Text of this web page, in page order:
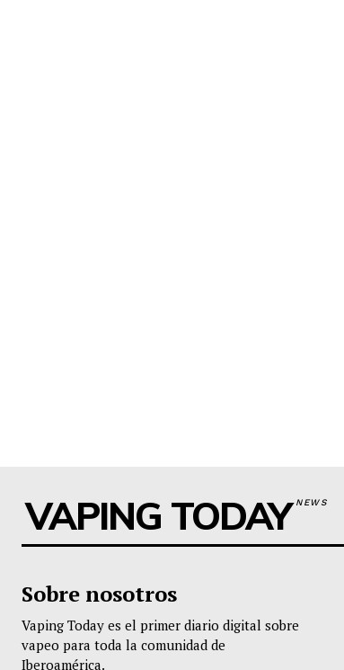
VAPING TODAYNEWS
Sobre nosotros
Vaping Today es el primer diario digital sobre
vapeo para toda la comunidad de
Iberoamérica.